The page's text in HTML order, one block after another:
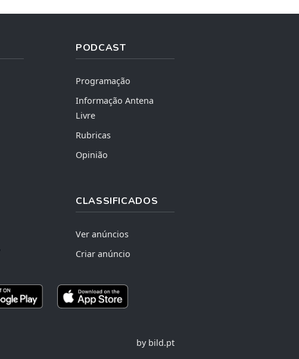
PODCAST
Programação
Informação Antena
Livre
Rubricas
Opinião
CLASSIFICADOS
Ver anúncios
Criar anúncio
by bild.pt